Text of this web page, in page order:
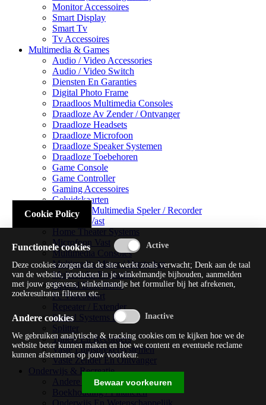
Monitor Accessoires
Smart Display
Smart Tv
Tv Accessoires
Multimedia & Games
Audio / Video Accessories
Audio / Video Switch
Diensten En Garanties
Digital Photo Frame
Draadloos Multimedia Consoles
Draadloze Av Zender / Ontvanger
Draadloze Headsets
Draadloze Microfoon
Draadloze Speaker Systemen
Draadloze Toebehoren
Game Console
Game Controller
Gaming Accessoires
Geluidskaarten
Handheld Multimedia Speler / Recorder
Headsets Vast
Home Theater Systems
Microfoon Vast
Multimedia Consoles
Multimedia Mixer / Versterker
Multimedia Productie
Optical Disk Drive
Pc Videokaart
Repeater / Extender
Sound Systems Hi-fi
Splitter
Tuners En Recorders
Vaste Luidsprekersystemen
Vaste Zender En Ontvanger
Onderwijs & Recreatie
Andere Beveiligingssoftware
Boekhouding / Financiën
Cookie Policy
Functionele cookies
Deze cookies zorgen dat de site werkt zoals verwacht; Denk aan de taal
van de website, producten in je winkelmandje bijhouden, aanmelden
met jouw gegevens, winkelmandje het formulier bij het afrekenen,
zoekresultaten filteren etc.
Andere cookies
We gebruiken analytische & tracking cookies om te kijken hoe we de
website beter kunnen maken en hoe we content en eventuele reclame
kunnen afstemmen op jouw voorkeur.
Bewaar voorkeuren